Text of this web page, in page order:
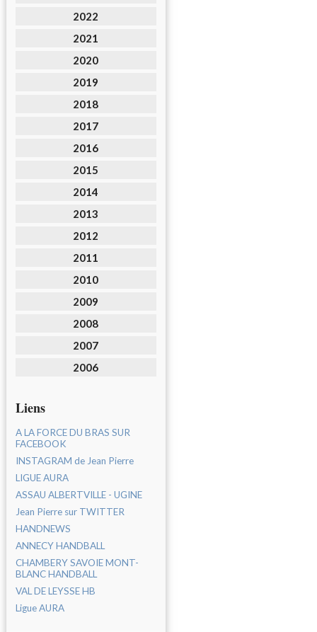
2022
2021
2020
2019
2018
2017
2016
2015
2014
2013
2012
2011
2010
2009
2008
2007
2006
Liens
A LA FORCE DU BRAS SUR
FACEBOOK
INSTAGRAM de Jean Pierre
LIGUE AURA
ASSAU ALBERTVILLE - UGINE
Jean Pierre sur TWITTER
HANDNEWS
ANNECY HANDBALL
CHAMBERY SAVOIE MONT-
BLANC HANDBALL
VAL DE LEYSSE HB
Ligue AURA